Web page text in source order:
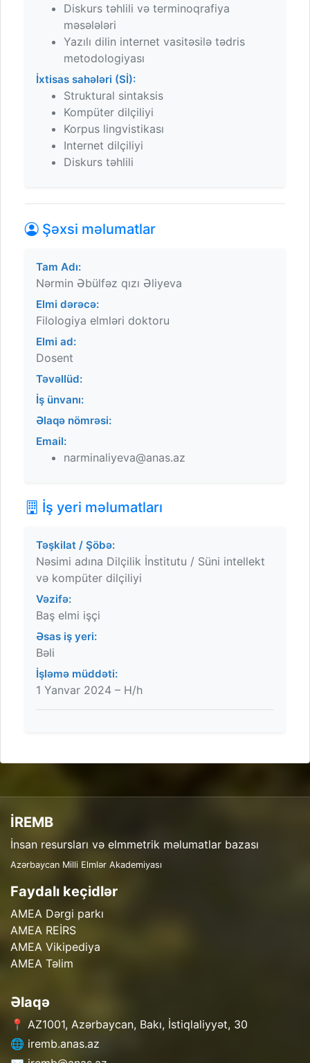
Diskurs təhlili və terminoqrafiya
məsələləri
Yazılı dilin internet vasitəsilə tədris
metodologiyası
İxtisas sahələri (Sİ):
Struktural sintaksis
Kompüter dilçiliyi
Korpus lingvistikası
Internet dilçiliyi
Diskurs təhlili
Şəxsi məlumatlar
Tam Adı:
Nərmin Əbülfəz qızı Əliyeva
Elmi dərəcə:
Filologiya elmləri doktoru
Elmi ad:
Dosent
Təvəllüd:
İş ünvanı:
Əlaqə nömrəsi:
Email:
narminaliyeva@anas.az
İş yeri məlumatları
Təşkilat / Şöbə:
Nəsimi adına Dilçilik İnstitutu / Süni intellekt
və kompüter dilçiliyi
Vəzifə:
Baş elmi işçi
Əsas iş yeri:
Bəli
İşləmə müddəti:
1 Yanvar 2024 – H/h
İREMB
İnsan resursları və elmmetrik məlumatlar bazası
Azərbaycan Milli Elmlər Akademiyası
Faydalı keçidlər
AMEA Dərgi parkı
AMEA REİRS
AMEA Vikipediya
AMEA Təlim
Əlaqə
📍 AZ1001, Azərbaycan, Bakı, İstiqlaliyyət, 30
🌐 iremb.anas.az